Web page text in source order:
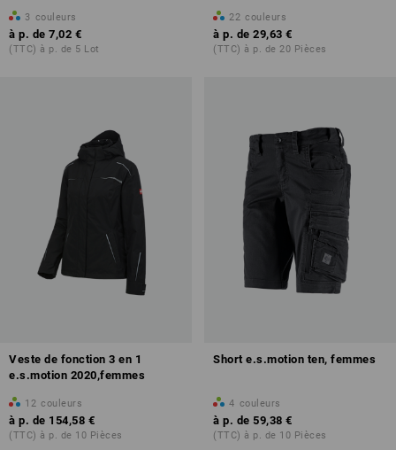
3 couleurs
à p. de 7,02 €
(TTC) à p. de 5 Lot
22 couleurs
à p. de 29,63 €
(TTC) à p. de 20 Pièces
Veste de fonction 3 en 1
e.s.motion 2020,femmes
12 couleurs
à p. de 154,58 €
(TTC) à p. de 10 Pièces
Short e.s.motion ten, femmes
4 couleurs
à p. de 59,38 €
(TTC) à p. de 10 Pièces